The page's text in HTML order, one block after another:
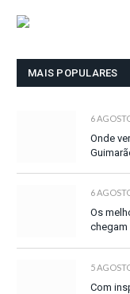
MAIS POPULARES
6
Onde
6
Os
chegam
5
Com